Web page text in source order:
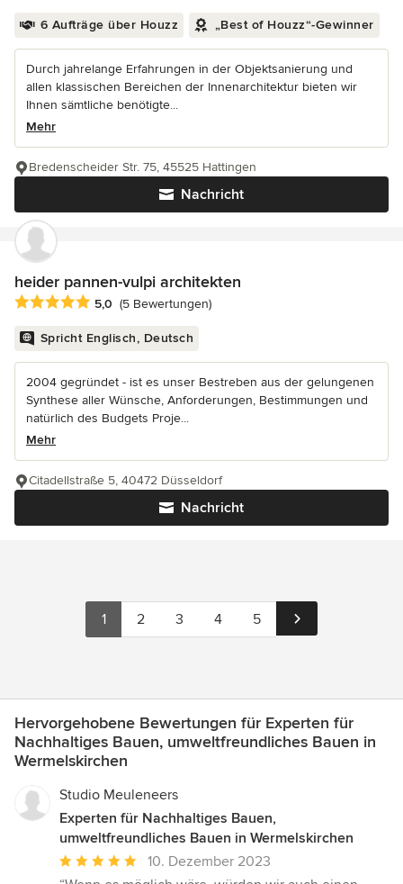
6 Aufträge über Houzz „Best of Houzz“-Gewinner
Durch jahrelange Erfahrungen in der Objektsanierung und
allen klassischen Bereichen der Innenarchitektur bieten wir
Ihnen sämtliche benötigte...
Mehr
Nachricht
Bredenscheider Str. 75, 45525 Hattingen
heider pannen-vulpi architekten
Durchschnittliche Bewertung: 5 von 5 Sternen
5,0 (5 Bewertungen)
Spricht Englisch, Deutsch
2004 gegründet - ist es unser Bestreben aus der gelungenen
Synthese aller Wünsche, Anforderungen, Bestimmungen und
natürlich des Budgets Proje...
Mehr
Nachricht
Citadellstraße 5, 40472 Düsseldorf
1 2 3 4 5
Hervorgehobene Bewertungen für Experten für
Nachhaltiges Bauen, umweltfreundliches Bauen in
Wermelskirchen
Studio Meuleneers
Experten für Nachhaltiges Bauen,
umweltfreundliches Bauen in Wermelskirchen
Durchschnittliche10. Dezember 2023